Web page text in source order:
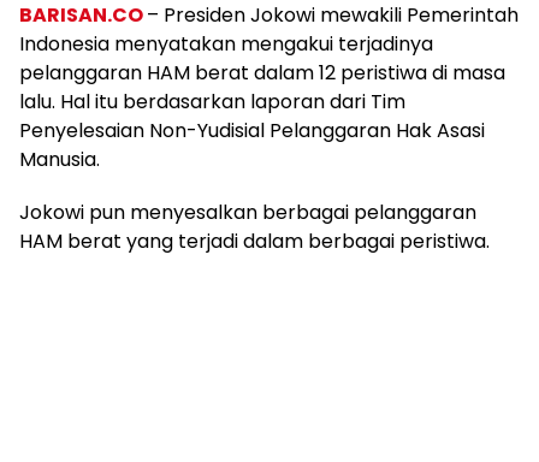
BARISAN.CO– Presiden Jokowi mewakili Pemerintah
Indonesia menyatakan mengakui terjadinya
pelanggaran HAM berat dalam 12 peristiwa di masa
lalu. Hal itu berdasarkan laporan dari Tim
Penyelesaian Non-Yudisial Pelanggaran Hak Asasi
Manusia.
Jokowi pun menyesalkan berbagai pelanggaran
HAM berat yang terjadi dalam berbagai peristiwa.